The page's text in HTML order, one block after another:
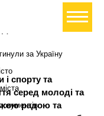
і спорту та
серед молоді та
радою та
за Україну